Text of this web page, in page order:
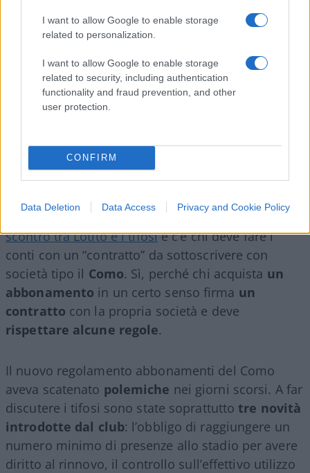
I want to allow Google to enable storage
related to personalization.
I want to allow Google to enable storage
related to security, including authentication
functionality and fraud prevention, and other
user protection.
CONFIRM
Data Deletion Data Access Privacy and Cookie Policy
I giorni che anticipano l’inizio del campionato di
Serie Adi calcio sono caratterizzati da fattori più
Fantacalcio ma soprattutto l’acquisto degli
abbonamenti per seguire allo stadio dal vivo la
propria squadra del cuore. C’è chi fa parte della
“sparuta minoranza” di laziali che l’hanno
confermato senza lasciarsi condizionare dallo
scontro tra Lotito e i tifosie c’è chi deve fare i
conti con un “contratto” da sottoscrivere con
società tipo il Como. Sì, perché chi acquista un
abbonamento in un certo senso firma un
contratto con la propria società e deve
rispettare alcune regole.
Il nuovo regolamento abbonamenti del Como
aveva scatenato polemiche nei giorni scorsi. A far
discutere i tifosi sono state soprattutto tre novità
introdotte dal club: l’obbligo di raggiungere un
numero minimo di presenze allo stadio per avere
diritto al rinnovo, il controllo sull’effettivo utilizzo